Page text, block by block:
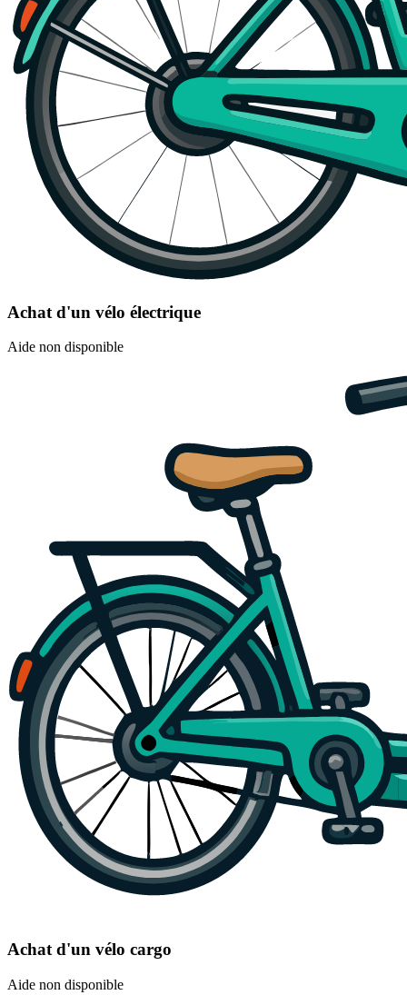
Achat d'un vélo électrique
Aide non disponible
Achat d'un vélo cargo
Aide non disponible